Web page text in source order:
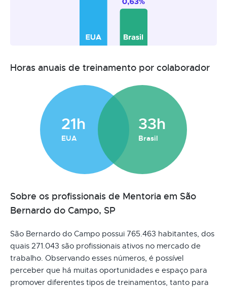
Horas anuais de treinamento por colaborador
21h
EUA
33h
Brasil
Sobre os profissionais de Mentoria em São
Bernardo do Campo, SP
São Bernardo do Campo possui 765.463 habitantes, dos
quais 271.043 são profissionais ativos no mercado de
trabalho. Observando esses números, é possível
perceber que há muitas oportunidades e espaço para
promover diferentes tipos de treinamentos, tanto para